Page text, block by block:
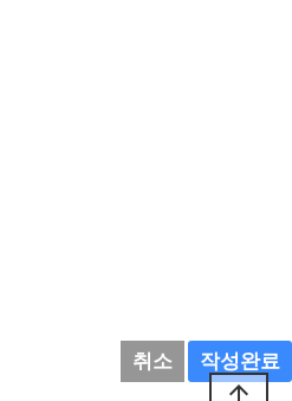
취소 작성완료
arrow_upward